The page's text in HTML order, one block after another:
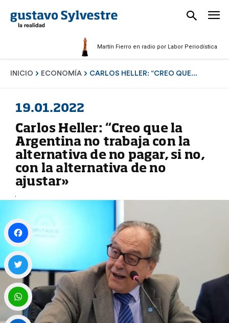
Martín Fierro en radio por Labor Periodística
INICIO ECONOMÍA CARLOS HELLER: “CREO QUE...
19.01.2022
Carlos Heller: “Creo que la
Argentina no trabaja con la
alternativa de no pagar, si no,
con la alternativa de no
ajustar»
Facebook
Twitter
WhatsApp